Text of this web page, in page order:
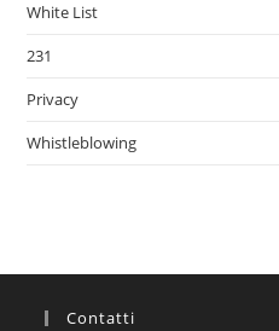
White List
231
Privacy
Whistleblowing
Contatti